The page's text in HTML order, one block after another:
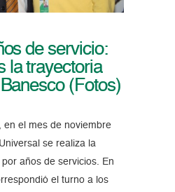
de servicio:
la trayectoria
(Fotos)
en el mes de noviembre
se realiza la
años de servicios. En
el turno a los